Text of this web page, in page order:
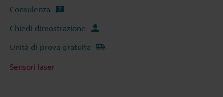
Consulenza
Chiedi dimostrazione
Unità di prova gratuita
Sensori laser